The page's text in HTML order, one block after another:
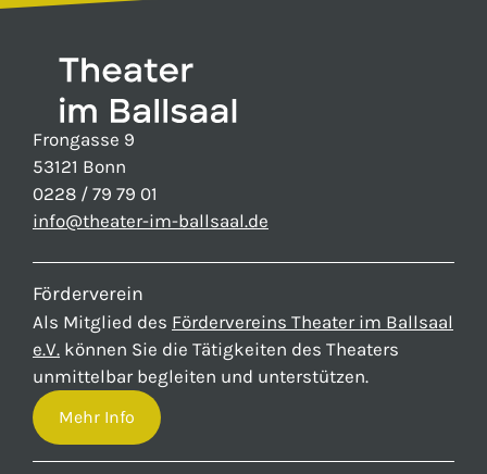
Frongasse 9
53121 Bonn
0228 / 79 79 01
info@theater-im-ballsaal.de
Förderverein
Als Mitglied des Fördervereins Theater im Ballsaal
e.V. können Sie die Tätigkeiten des Theaters
unmittelbar begleiten und unterstützen.
Mehr Info